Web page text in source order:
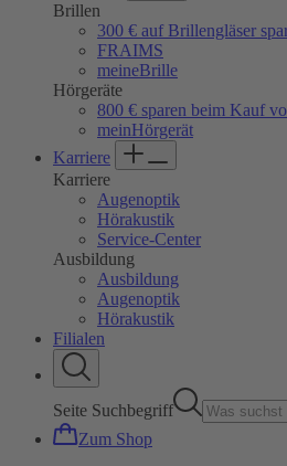
Brillen
300 € auf Brillengläser
FRAIMS
meineBrille
Hörgeräte
800 € sparen beim Kauf
meinHörgerät
Karriere
Karriere
Augenoptik
Hörakustik
Service-Center
Ausbildung
Ausbildung
Augenoptik
Hörakustik
Filialen
Seite Suchbegriff
Zum Shop